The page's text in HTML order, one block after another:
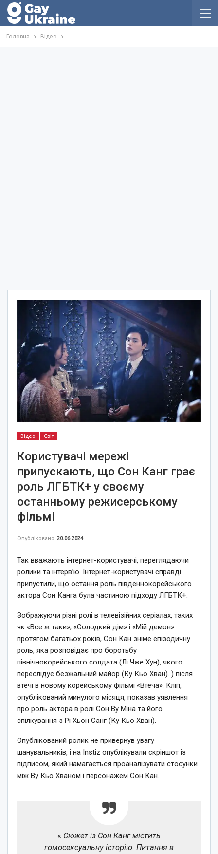
Головна Відео
Відео Світ
Користувачі мережі
припускають, що Сон Канг грає
роль ЛГБТК+ у своєму
останньому режисерському
фільмі
Опубліковано 20.06.2024
Так вважають інтернет-користувачі, переглядаючи
ролики та інтерв’ю. Інтернет-користувачі справді
припустили, що остання роль південнокорейського
актора Сон Канга була частиною підходу ЛГБТК+.
Зображуючи різні ролі в телевізійних серіалах, таких
як «Все ж таки», «Солодкий дім» і «Мій демон»
протягом багатьох років, Сон Кан зніме епізодичну
роль, яка розповідає про боротьбу
північнокорейського солдата (Лі Чже Хун), якого
переслідує безжальний майор (Ку Кьо Хван). ) після
втечі в новому корейському фільмі «Втеча». Кліп,
опублікований минулого місяця, показав уявлення
про роль актора в ролі Сон Ву Міна та його
спілкування з Рі Хьон Санг (Ку Кьо Хван).
Опублікований ролик не привернув увагу
шанувальників, і на Instiz опублікували скріншот із
підписом, який намагається проаналізувати стосунки
між Ву Кьо Хваном і персонажем Сон Кан.
« Сюжет із Сон Канг містить
гомосексуальну історію. Питання в